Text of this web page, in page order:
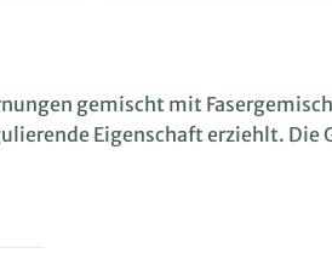
gemischt mit
Eigenschaft erziehlt. Die